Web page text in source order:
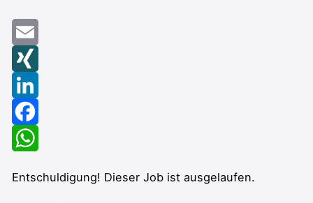
Email
XING
LinkedIn
Facebook
Entschuldigung! Dieser Job ist ausgelaufen.